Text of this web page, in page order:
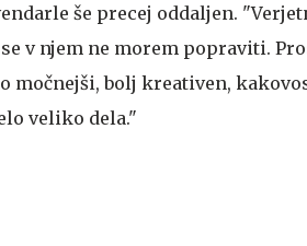
še precej oddaljen.
v njem ne morem popraviti.
močnejši, bolj kreativen,
veliko dela."